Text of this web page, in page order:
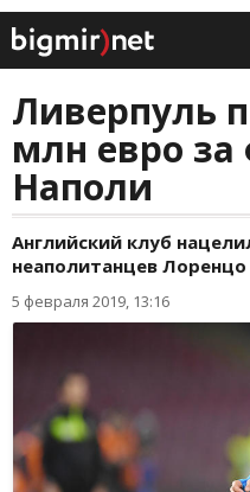
Ливерпуль
млн евро
Наполи
Английский клуб
неаполитанцев
5 февраля 2019, 13:16